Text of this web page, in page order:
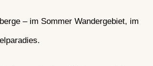
– im Sommer Wandergebiet, im